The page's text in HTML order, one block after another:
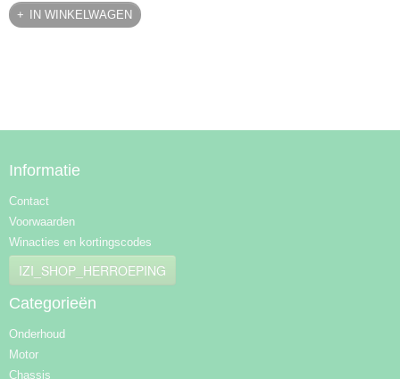
IN WINKELWAGEN
Informatie
Contact
Voorwaarden
Winacties en kortingscodes
IZI_SHOP_HERROEPING
Categorieën
Onderhoud
Motor
Chassis